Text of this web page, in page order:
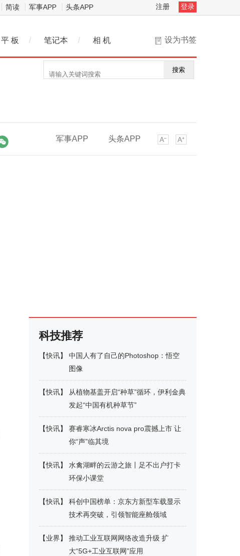
简读 军事APP 头条APP 注册 登录
设为书签
平 板 / 笔记本 / 相 机
搜索
军事APP 头条APP
科技推荐
【快讯】
中国人有了自己的Photoshop：悟空
图像
【快讯】
从植物基盖开启“种草”循环，伊利金典
发起“中国有机种草节”
【快讯】
赛睿寒冰Arctis nova pro震撼上市 让
你“声”临其境
【快讯】
水禽湖畔的云游之旅丨足不出户打卡
环保小课堂
【快讯】
科创中国榜单：京东方新型车载显示
技术再突破，引领智能座舱领域
【业界】
推动工业互联网网络改造升级 扩
大“5G+工业互联网”应用